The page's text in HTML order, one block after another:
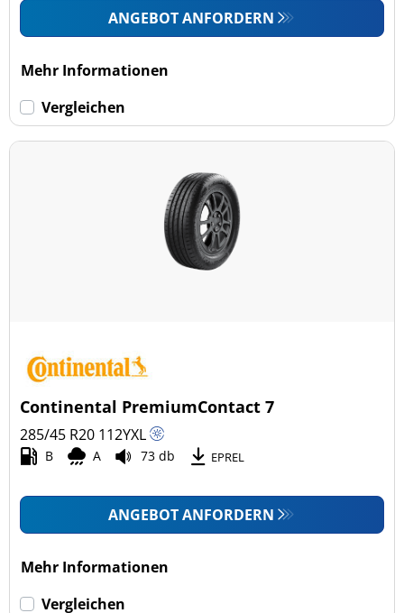
ANGEBOT ANFORDERN
Mehr Informationen
Vergleichen
Continental PremiumContact 7
285/45 R20 112YXL
B A 73 db EPREL
ANGEBOT ANFORDERN
Mehr Informationen
Vergleichen